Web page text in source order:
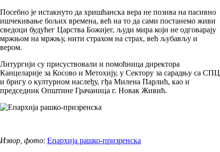
Посебно је истакнуто да хришћанска вера не позива на пасивно
ишчекивање бољих времена, већ на то да сами постанемо живи
сведоци будућег Царства Божијег, људи мира који не одговарају
мржњом на мржњу, нити страхом на страх, већ љубављу и
вером.
Литургији су присуствовали и помоћница директора
Канцеларије за Косово и Метохију, у Сектору за сарадњу са СПЦ
и бригу о културном наслеђу, гђа Милена Парлић, као и
председник Општине Грачаница г. Новак Живић.
Извор, фото: Епархија рашко-призренска